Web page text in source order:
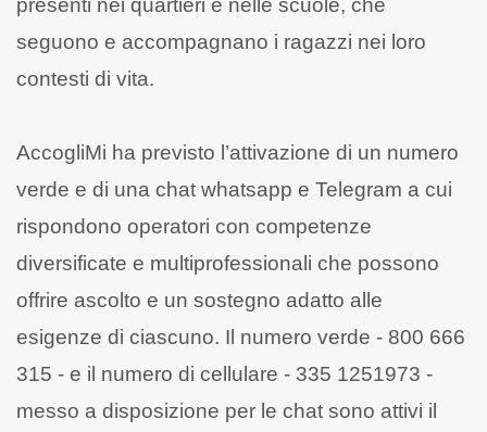
seguono e accompagnano i ragazzi nei loro
contesti di vita.
AccogliMi ha previsto l’attivazione di un numero
verde e di una chat whatsapp e Telegram a cui
rispondono operatori con competenze
diversificate e multiprofessionali che possono
offrire ascolto e un sostegno adatto alle
esigenze di ciascuno. Il numero verde - 800 666
315 - e il numero di cellulare - 335 1251973 -
messo a disposizione per le chat sono attivi il